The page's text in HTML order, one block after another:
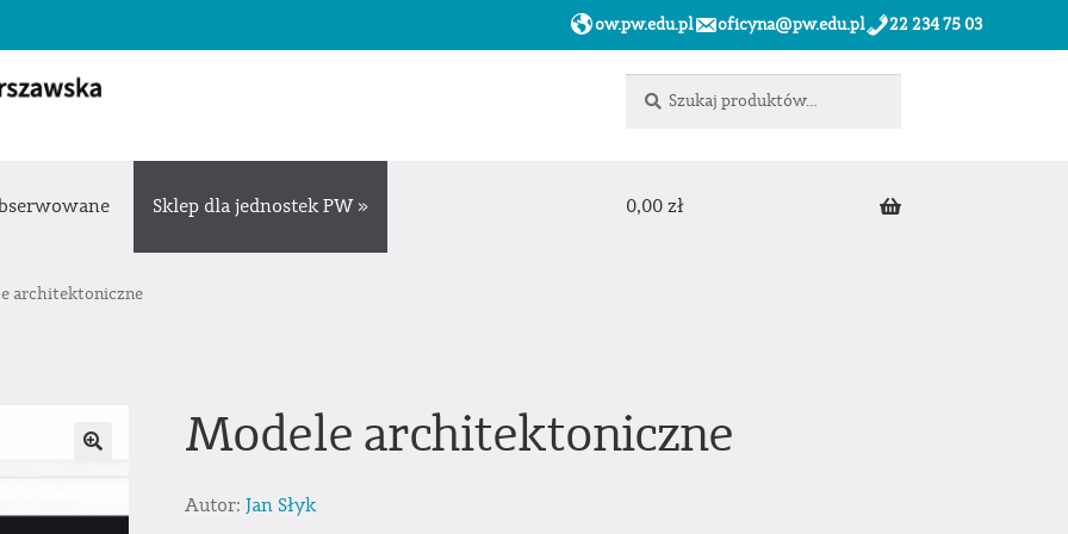
ow.pw.edu.pl oficyna@pw.edu.pl 22 234 75 03
Sklep dla jednostek PW » 0,00 zł
architektoniczne
Modele architektoniczne
Autor: Jan Słyk